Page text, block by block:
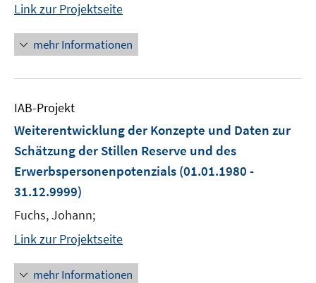
Link zur Projektseite
mehr Informationen
IAB-Projekt
Weiterentwicklung der Konzepte und Daten zur
Schätzung der Stillen Reserve und des
Erwerbspersonenpotenzials (01.01.1980 -
31.12.9999)
Fuchs, Johann;
Link zur Projektseite
mehr Informationen